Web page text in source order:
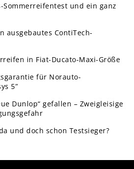
Sommerreifentest und ein ganz
ausgebautes ContiTech-
in Fiat-Ducato-Maxi-Größe
für Norauto-
5”
Dunlop“ gefallen – Zweigleisige
und doch schon Testsieger?